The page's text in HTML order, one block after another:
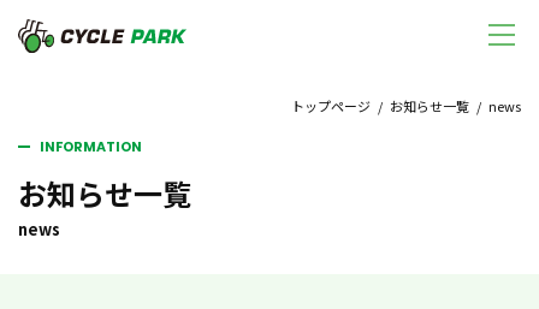
トップページ / お知らせ一覧 / news
INFORMATION
お知らせ一覧
news